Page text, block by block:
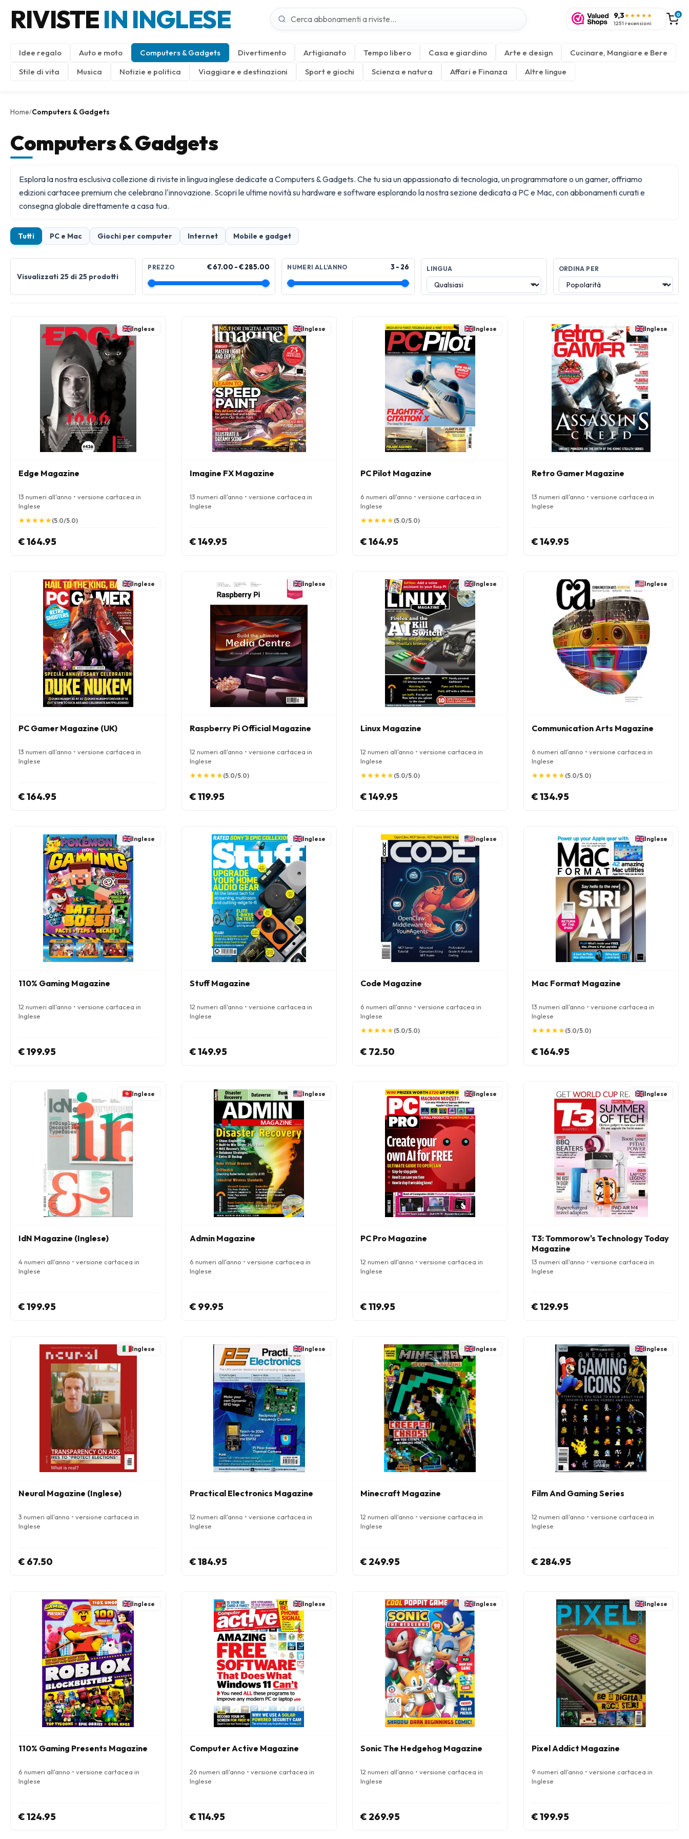
RIVISTEIN INGLESE 9,3★★★★★
1251 recensioni
0
Idee regalo Auto e moto Computers & Gadgets Divertimento Artigianato Tempo libero Casa e giardino Arte e design
Cucinare, Mangiare e Bere
Stile di vita
Musica Notizie e politica Viaggiare e destinazioni Sport e giochi Scienza e natura Affari e Finanza Altre lingue
Home/Computers & Gadgets
Computers & Gadgets
Esplora la nostra esclusiva collezione di riviste in lingua inglese dedicate a Computers & Gadgets. Che tu sia un appassionato di tecnologia, un programmatore o un gamer, offriamo
edizioni cartacee premium che celebrano l'innovazione. Scopri le ultime novità su hardware e software esplorando la nostra sezione dedicata a PC e Mac, con abbonamenti curati e
consegna globale direttamente a casa tua.
Tutti PC e Mac Giochi per computer Internet Mobile e gadget
Visualizzati 25 di 25 prodotti
PREZZO € 67.00 - € 285.00 NUMERI ALL'ANNO 3 - 26 LINGUA ORDINA PER
Inglese
Edge Magazine
13 numeri all'anno • versione cartacea in
Inglese
★
★★
★★
★★
★★
★(5.0/5.0)
€ 164.95
Inglese
Imagine FX Magazine
13 numeri all'anno • versione cartacea in
Inglese
€ 149.95
Inglese
PC Pilot Magazine
6 numeri all'anno • versione cartacea in
Inglese
★
★★
★★
★★
★★
★(5.0/5.0)
€ 164.95
Inglese
Retro Gamer Magazine
13 numeri all'anno • versione cartacea in
Inglese
€ 149.95
Inglese
PC Gamer Magazine (UK)
13 numeri all'anno • versione cartacea in
Inglese
€ 164.95
Inglese
Raspberry Pi Official Magazine
12 numeri all'anno • versione cartacea in
Inglese
★
★★
★★
★★
★★
★(5.0/5.0)
€ 119.95
Inglese
Linux Magazine
12 numeri all'anno • versione cartacea in
Inglese
★
★★
★★
★★
★★
★(5.0/5.0)
€ 149.95
Inglese
Communication Arts Magazine
6 numeri all'anno • versione cartacea in
Inglese
★
★★
★★
★★
★★
★(5.0/5.0)
€ 134.95
Inglese
110% Gaming Magazine
12 numeri all'anno • versione cartacea in
Inglese
€ 199.95
Inglese
Stuff Magazine
12 numeri all'anno • versione cartacea in
Inglese
€ 149.95
Inglese
Code Magazine
6 numeri all'anno • versione cartacea in
Inglese
★
★★
★★
★★
★★
★(5.0/5.0)
€ 72.50
Inglese
Mac Format Magazine
13 numeri all'anno • versione cartacea in
Inglese
★
★★
★★
★★
★★
★(5.0/5.0)
€ 164.95
Inglese
IdN Magazine (Inglese)
4 numeri all'anno • versione cartacea in
Inglese
€ 199.95
Inglese
Admin Magazine
6 numeri all'anno • versione cartacea in
Inglese
€ 99.95
Inglese
PC Pro Magazine
12 numeri all'anno • versione cartacea in
Inglese
€ 119.95
Inglese
T3: Tommorow's Technology Today
Magazine
13 numeri all'anno • versione cartacea in
Inglese
€ 129.95
Inglese
Neural Magazine (Inglese)
3 numeri all'anno • versione cartacea in
Inglese
€ 67.50
Inglese
Practical Electronics Magazine
12 numeri all'anno • versione cartacea in
Inglese
€ 184.95
Inglese
Minecraft Magazine
12 numeri all'anno • versione cartacea in
Inglese
€ 249.95
Inglese
Film And Gaming Series
12 numeri all'anno • versione cartacea in
Inglese
€ 284.95
Inglese
110% Gaming Presents Magazine
6 numeri all'anno • versione cartacea in
Inglese
€ 124.95
Inglese
Computer Active Magazine
26 numeri all'anno • versione cartacea in
Inglese
€ 114.95
Inglese
Sonic The Hedgehog Magazine
12 numeri all'anno • versione cartacea in
Inglese
€ 269.95
Inglese
Pixel Addict Magazine
9 numeri all'anno • versione cartacea in
Inglese
€ 199.95